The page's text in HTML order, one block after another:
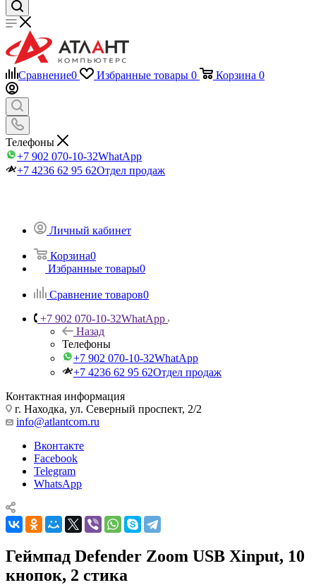
Сравнение0 Избранные товары 0 Корзина 0
Телефоны
+7 902 070-10-32WhatApp
+7 4236 62 95 62Отдел продаж
Личный кабинет
Корзина0
Избранные товары0
Сравнение товаров0
+7 902 070-10-32WhatApp
Назад
Телефоны
+7 902 070-10-32WhatApp
+7 4236 62 95 62Отдел продаж
Контактная информация
г. Находка, ул. Северный проспект, 2/2
info@atlantcom.ru
Вконтакте
Facebook
Telegram
WhatsApp
Геймпад Defender Zoom USB Xinput, 10
кнопок, 2 стика